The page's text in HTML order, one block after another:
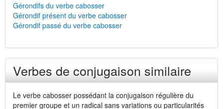
Gérondifs du verbe cabosser
Gérondif présent du verbe cabosser
Gérondif passé du verbe cabosser
Verbes de conjugaison similaire
Le verbe cabosser possédant la conjugaison régulière du
premier groupe et un radical sans variations ou particularités